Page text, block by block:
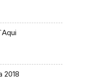
2018